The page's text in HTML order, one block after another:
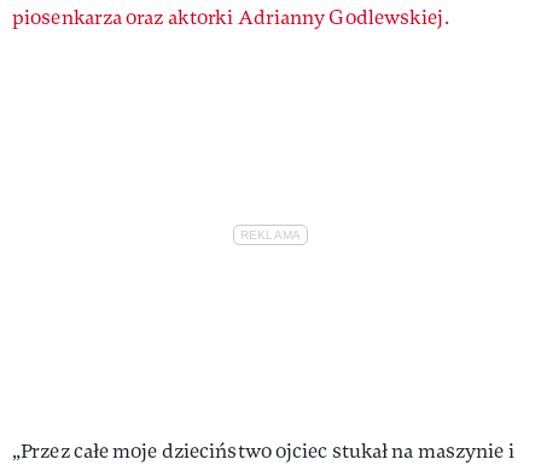
piosenkarza oraz aktorki Adrianny Godlewskiej.
„Przez całe moje dzieciństwo ojciec stukał na maszynie i